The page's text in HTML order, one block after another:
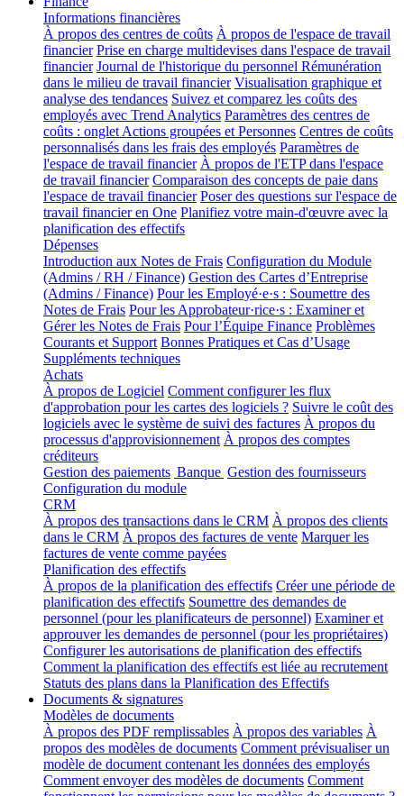
Informations financières
À propos des centres de coûts À propos de l'espace de travail
financier Prise en charge multidevises dans l'espace de travail
financier Journal de l'historique du personnel Rémunération
dans le milieu de travail financier Visualisation graphique et
analyse des tendances Suivez et comparez les coûts des
employés avec Trend Analytics Paramètres des centres de
coûts : onglet Actions groupées et Personnes Centres de coûts
personnalisés dans les frais des employés Paramètres de
l'espace de travail financier À propos de l'ETP dans l'espace
de travail financier Comparaison des concepts de paie dans
l'espace de travail financier Poser des questions sur l'espace de
travail financier en One Planifiez votre main-d'œuvre avec la
planification des effectifs
Dépenses
Introduction aux Notes de Frais Configuration du Module
(Admins / RH / Finance) Gestion des Cartes d’Entreprise
(Admins / Finance) Pour les Employé·e·s : Soumettre des
Notes de Frais Pour les Approbateur·rice·s : Examiner et
Gérer les Notes de Frais Pour l’Équipe Finance Problèmes
Courants et Support Bonnes Pratiques et Cas d’Usage
Suppléments techniques
Achats
À propos de Logiciel Comment configurer les flux
d'approbation pour les cartes des logiciels ? Suivre le coût des
logiciels avec le système de suivi des factures À propos du
processus d'approvisionnement À propos des comptes
créditeurs
Gestion des paiements Banque Gestion des fournisseurs
Configuration du module
CRM
À propos des transactions dans le CRM À propos des clients
dans le CRM À propos des factures de vente Marquer les
factures de vente comme payées
Planification des effectifs
À propos de la planification des effectifs Créer une période de
planification des effectifs Soumettre des demandes de
personnel (pour les planificateurs de personnel) Examiner et
approuver les demandes de personnel (pour les propriétaires)
Configurer les autorisations de planification des effectifs
Comment la planification des effectifs est liée au recrutement
Statuts des plans dans la Planification des Effectifs
Documents & signatures
Modèles de documents
À propos des PDF remplissables À propos des variables À
propos des modèles de documents Comment prévisualiser un
modèle de document contenant les données des employés
Comment envoyer des modèles de documents Comment